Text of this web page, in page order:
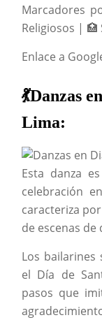
Marcadores
Religiosos |
Enlace a
💃Danzas
Lima:
Esta danza
celebración
caracteriza
de escenas
Los bailarines
el Día de
pasos que